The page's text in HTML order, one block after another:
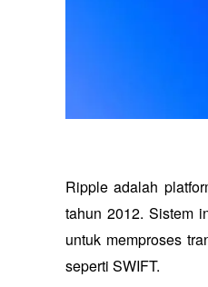
Ripple adalah
tahun 2012. Sistem
untuk memproses
seperti SWIFT.